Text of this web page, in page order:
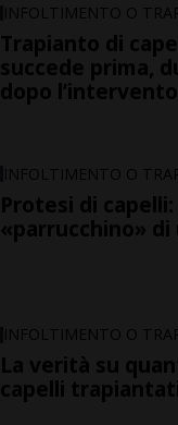
INFOLTIMENTO O
Trapianto di
succede prima,
dopo l’intervento
INFOLTIMENTO O
Protesi di
«parrucchino»
INFOLTIMENTO O
La verità su
capelli trapiantati